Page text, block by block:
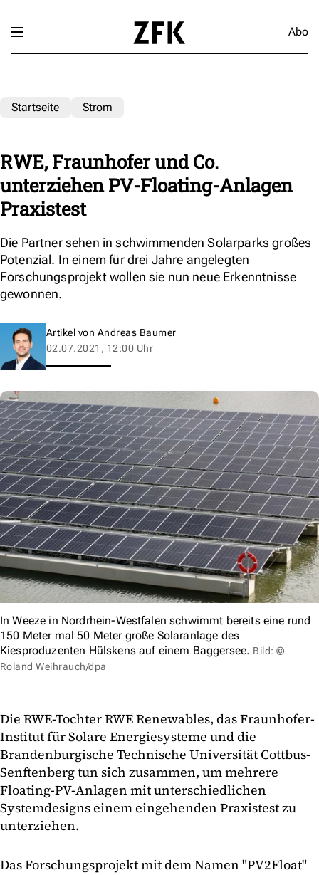
Abo
Startseite Strom
RWE, Fraunhofer und Co.
unterziehen PV-Floating-Anlagen
Praxistest
Die Partner sehen in schwimmenden Solarparks großes
Potenzial. In einem für drei Jahre angelegten
Forschungsprojekt wollen sie nun neue Erkenntnisse
gewonnen.
Artikel von Andreas Baumer
02.07.2021, 12:00 Uhr
In Weeze in Nordrhein-Westfalen schwimmt bereits eine rund
150 Meter mal 50 Meter große Solaranlage des
Kiesproduzenten Hülskens auf einem Baggersee. Bild: ©
Roland Weihrauch/dpa
Die RWE-Tochter RWE Renewables, das Fraunhofer-
Institut für Solare Energiesysteme und die
Brandenburgische Technische Universität Cottbus-
Senftenberg tun sich zusammen, um mehrere
Floating-PV-Anlagen mit unterschiedlichen
Systemdesigns einem eingehenden Praxistest zu
unterziehen.
Das Forschungsprojekt mit dem Namen "PV2Float"